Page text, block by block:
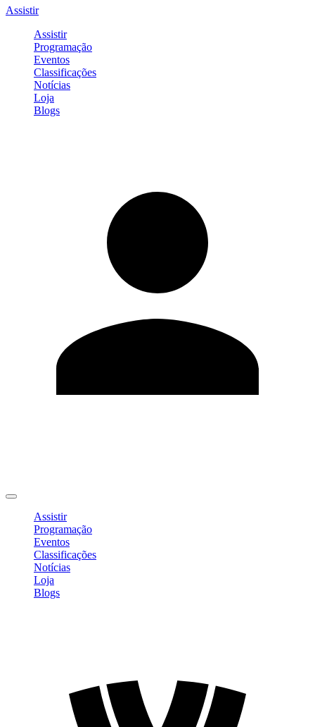
Assistir
Assistir
Programação
Eventos
Classificações
Notícias
Loja
Blogs
Assistir
Programação
Eventos
Classificações
Notícias
Loja
Blogs